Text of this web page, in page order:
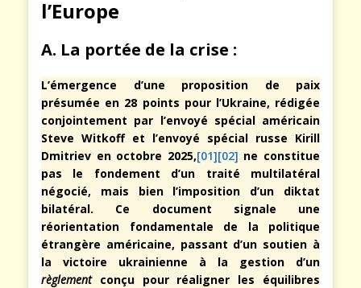
l’Europe
A. La portée de la crise :
L’émergence d’une proposition de paix
présumée en 28 points pour l’Ukraine, rédigée
conjointement par l’envoyé spécial américain
Steve Witkoff et l’envoyé spécial russe Kirill
Dmitriev en octobre 2025,[01][02] ne constitue
pas le fondement d’un traité multilatéral
négocié, mais bien l’imposition d’un diktat
bilatéral. Ce document signale une
réorientation fondamentale de la politique
étrangère américaine, passant d’un soutien à
la victoire ukrainienne à la gestion d’un
règlementconçu pour réaligner les équilibres